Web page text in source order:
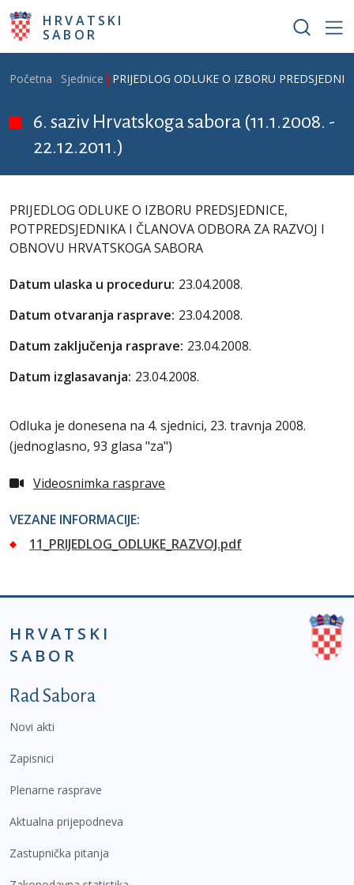
Skoči na glavni sadržaj
HRVATSKI
SABOR
Breadcrumb
Početna Sjednice PRIJEDLOG ODLUKE O IZBORU
6. saziv Hrvatskoga sabora (11.1.2008. -
22.12.2011.)
PRIJEDLOG ODLUKE O IZBORU PREDSJEDNICE,
POTPREDSJEDNIKA I ČLANOVA ODBORA ZA RAZVOJ I
OBNOVU HRVATSKOGA SABORA
Datum ulaska u proceduru: 23.04.2008.
Datum otvaranja rasprave: 23.04.2008.
Datum zaključenja rasprave: 23.04.2008.
Datum izglasavanja: 23.04.2008.
Odluka je donesena na 4. sjednici, 23. travnja 2008.
(jednoglasno, 93 glasa "za")
Videosnimka rasprave
VEZANE INFORMACIJE:
11_PRIJEDLOG_ODLUKE_RAZVOJ.pdf
HRVATSKI
SABOR
Podnožje prvi izbornik
Rad Sabora
Novi akti
Zapisnici
Plenarne rasprave
Aktualna prijepodneva
Zastupnička pitanja